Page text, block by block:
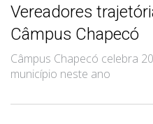
Vereadores
Câmpus Chapecó
Câmpus Chapecó celebra
município neste ano